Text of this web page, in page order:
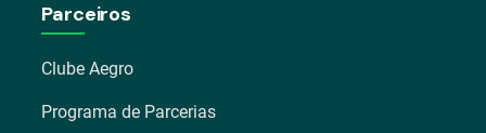
Parceiros
Clube Aegro
Programa de Parcerias